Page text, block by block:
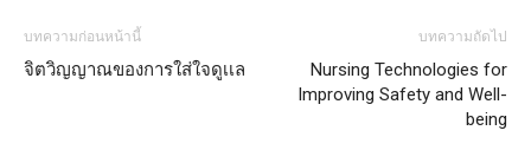
บทความก่อนหน้านี้
จิตวิญญาณของการใส่ใจดูเเล
บทความถัดไป
Nursing Technologies for
Improving Safety and Well-
being